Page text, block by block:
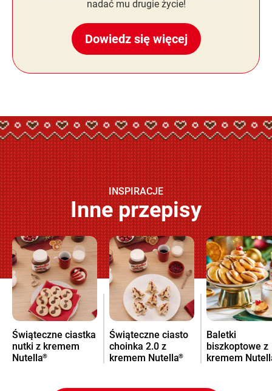
nadać mu drugie życie!
Dowiedz się więcej
INSPIRACJE
Inne przepisy
Świąteczne ciastka
nutki z kremem
Nutella®
Świąteczne ciasto
choinka 2.0 z
kremem Nutella®
Baletki
biszkoptowe z
kremem